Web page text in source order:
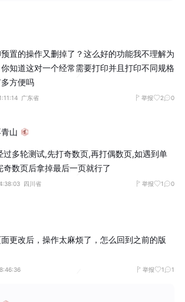
置的操作又删掉了？这么好的功能我不理解为
知道这对一个经常需要打印并且打印不同规格
方便吗
广东省 举报 2 0
山
过多轮测试,先打奇数页,再打偶数页,如遇到单
奇数页后拿掉最后一页就行了
四川省 举报 1 0
更改后，操作太麻烦了，怎么回到之前的版
举报 1 1